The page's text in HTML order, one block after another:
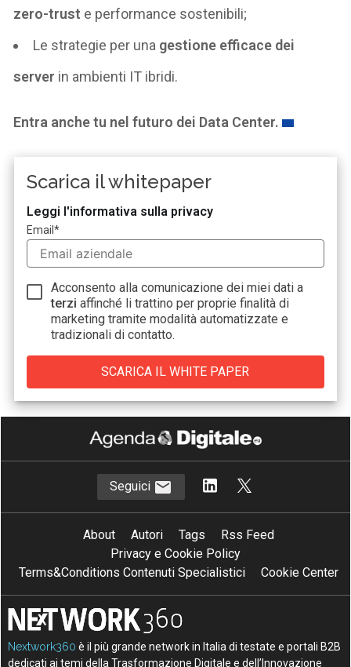
zero-trust e performance sostenibili;
Le strategie per una gestione efficace dei
server in ambienti IT ibridi.
Entra anche tu nel futuro dei Data Center.
Scarica il whitepaper
Leggi l'informativa sulla privacy
Email*
Acconsento alla comunicazione dei miei dati a
terzi affinché li trattino per proprie finalità di
marketing tramite modalità automatizzate e
tradizionali di contatto.
Seguici
About Autori Tags
Rss Feed
Privacy e Cookie Policy
Terms&Conditions Contenuti Specialistici
Cookie Center
Nextwork360 è il più grande network in Italia di testate e portali B2B
dedicati ai temi della Trasformazione Digitale e dell’Innovazione